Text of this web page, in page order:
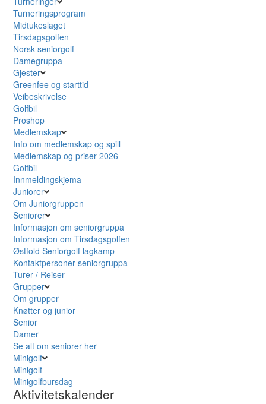
Turneringsprogram
Midtukeslaget
Tirsdagsgolfen
Norsk seniorgolf
Damegruppa
Gjester
Greenfee og starttid
Veibeskrivelse
Golfbil
Proshop
Medlemskap
Info om medlemskap og spill
Medlemskap og priser 2026
Golfbil
Innmeldingskjema
Juniorer
Om Juniorgruppen
Seniorer
Informasjon om seniorgruppa
Informasjon om Tirsdagsgolfen
Østfold Seniorgolf lagkamp
Kontaktpersoner seniorgruppa
Turer / Reiser
Grupper
Om grupper
Knøtter og junior
Senior
Damer
Se alt om seniorer her
Minigolf
Minigolf
Minigolfbursdag
Aktivitetskalender